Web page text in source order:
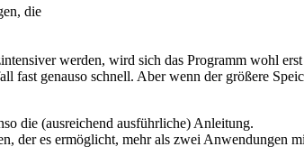
die
werden, wird sich das Programm wohl
genauso schnell. Aber wenn der größere
die (ausreichend ausführliche) Anleitung.
der es ermöglicht, mehr als zwei Anwendungen